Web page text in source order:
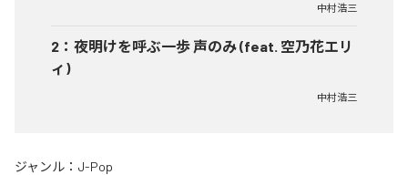
中村浩三
2 ： 夜明けを呼ぶ一歩 声のみ (feat. 空乃花エリ
ィ)
中村浩三
ジャンル： J-Pop